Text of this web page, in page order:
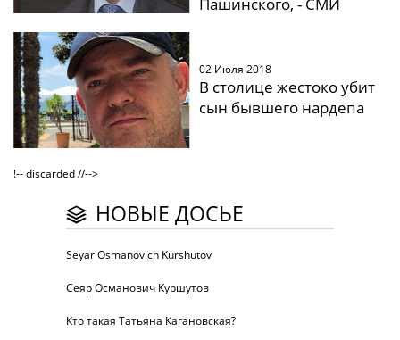
02 Июля 2018
В столице жестоко убит
сын бывшего нардепа
!-- discarded //-->
НОВЫЕ ДОСЬЕ
Seyar Osmanovich Kurshutov
Сеяр Османович Куршутов
Кто такая Татьяна Кагановская?